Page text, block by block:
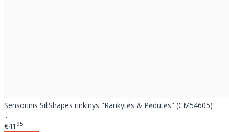
Sensorinis SiliShapes rinkinys "Rankytės & Pėdutės" (CM54605)
..
€41 95